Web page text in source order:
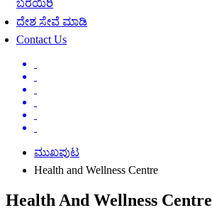
ಬರೆಯಿರಿ
ದೇಶ ಸೇವೆ ಮಾಡಿ
Contact Us
ಮುಖಪುಟ
Health and Wellness Centre
Health And Wellness Centre